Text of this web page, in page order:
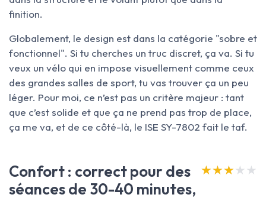
finition.
Globalement, le design est dans la catégorie "sobre et
fonctionnel". Si tu cherches un truc discret, ça va. Si tu
veux un vélo qui en impose visuellement comme ceux
des grandes salles de sport, tu vas trouver ça un peu
léger. Pour moi, ce n’est pas un critère majeur : tant
que c’est solide et que ça ne prend pas trop de place,
ça me va, et de ce côté-là, le ISE SY-7802 fait le taf.
Confort : correct pour des
séances de 30-40 minutes,
★★★★★
★★★★★